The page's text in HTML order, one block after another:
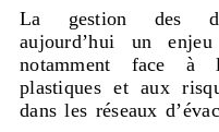
La gestion des
aujourd’hui un
notamment face à
plastiques et aux
dans les réseaux